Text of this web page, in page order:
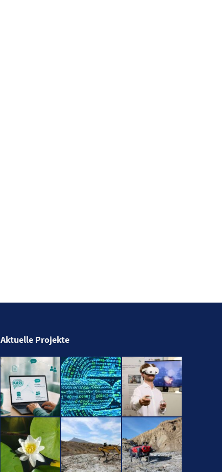
Aktuelle Projekte